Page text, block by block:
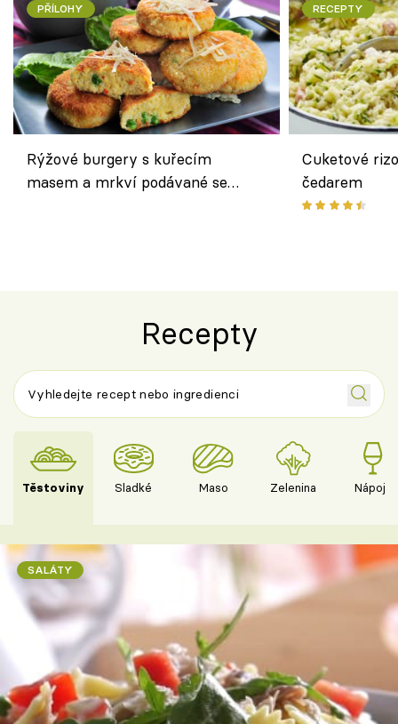
PŘÍLOHY
Rýžové burgery s kuřecím
masem a mrkví podávané se
RECEPTY
Cuketové
čedarem
Recepty
Těstoviny Sladké Maso Zelenina Nápoje
SALÁTY